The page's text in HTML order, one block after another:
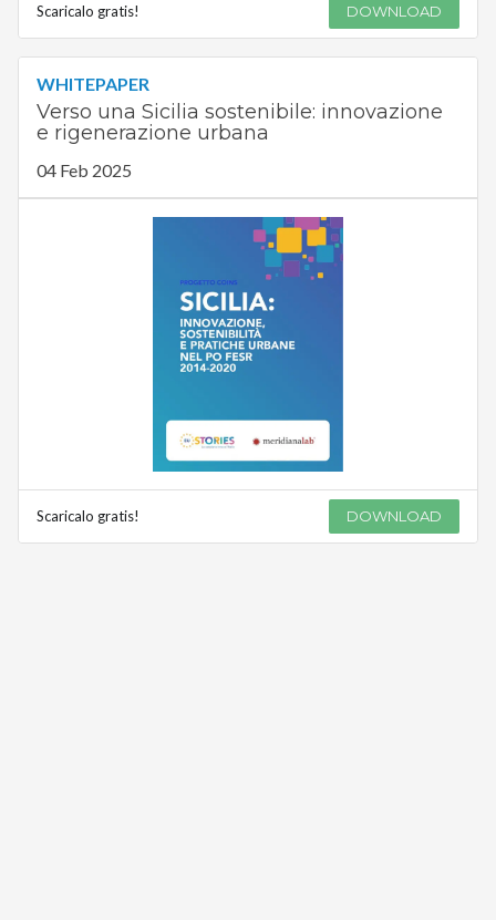
Scaricalo gratis! DOWNLOAD
WHITEPAPER
Verso una Sicilia sostenibile: innovazione
e rigenerazione urbana
04 Feb 2025
Scaricalo gratis! DOWNLOAD